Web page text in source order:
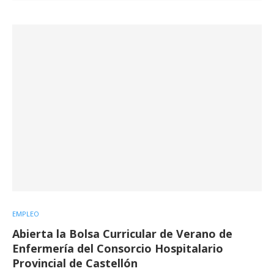
EMPLEO
Abierta la Bolsa Curricular de Verano de
Enfermería del Consorcio Hospitalario
Provincial de Castellón